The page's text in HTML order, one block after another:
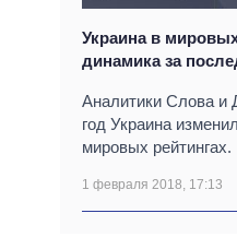
Украина в
динамика за
Аналитики Слова и
год Украина
мировых рейтингах.
1 февраля 2018, 17:13